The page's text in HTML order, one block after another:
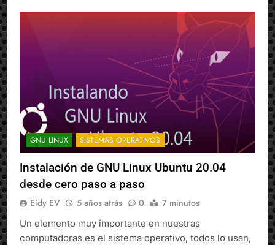
GNU LINUX SISTEMAS OPERATIVOS
Instalación de GNU Linux Ubuntu 20.04
desde cero paso a paso
Eidy EV 5 años atrás 0 7 minutos
Un elemento muy importante en nuestras
computadoras es el sistema operativo, todos lo usan,